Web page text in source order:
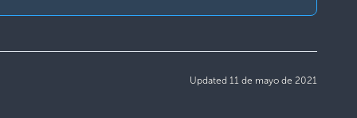
Updated 11 de mayo de 2021